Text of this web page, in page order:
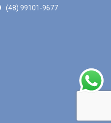
(48) 99101-9677